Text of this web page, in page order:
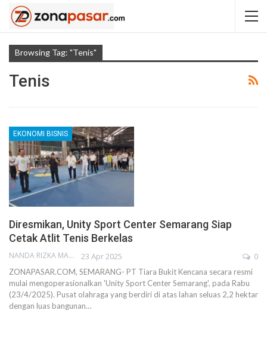
Browsing Tag: "Tenis"
Tenis
EKONOMI BISNIS
Diresmikan, Unity Sport Center Semarang Siap
Cetak Atlit Tenis Berkelas
NANDA RIZKA MAHENDRA 23 Apr 2025 0
ZONAPASAR.COM, SEMARANG- PT Tiara Bukit Kencana secara resmi
mulai mengoperasionalkan 'Unity Sport Center Semarang', pada Rabu
(23/4/2025). Pusat olahraga yang berdiri di atas lahan seluas 2,2 hektar
dengan luas bangunan…